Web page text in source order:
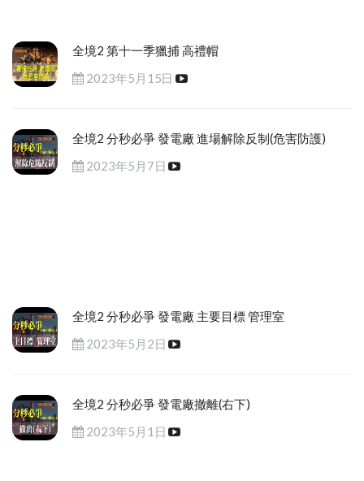
全境2 第十一季獵捕 高禮帽
2023年5月15日
全境2 分秒必爭 發電廠 進場解除反制(危害防護)
2023年5月7日
全境2 分秒必爭 發電廠 主要目標 管理室
2023年5月2日
全境2 分秒必爭 發電廠撤離(右下)
2023年5月1日